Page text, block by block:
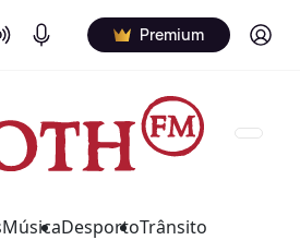
Podcasts Premium Log in
MúsicaDesportoTrânsito